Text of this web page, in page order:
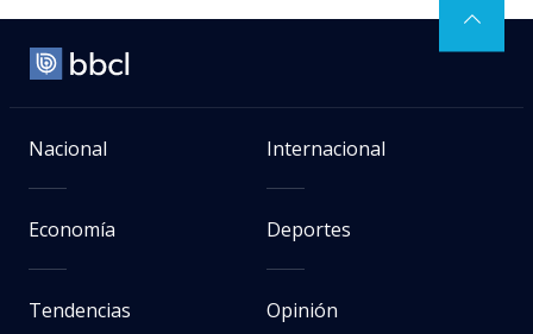
Nacional Internacional
Economía Deportes
Tendencias Opinión